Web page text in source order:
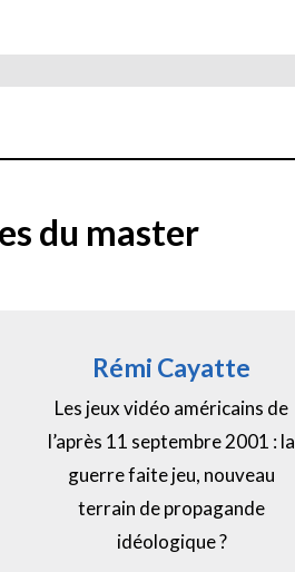
du master
Rémi Cayatte
Les jeux vidéo américains de
l’après 11 septembre 2001 : la
guerre faite jeu, nouveau
terrain de propagande
idéologique ?